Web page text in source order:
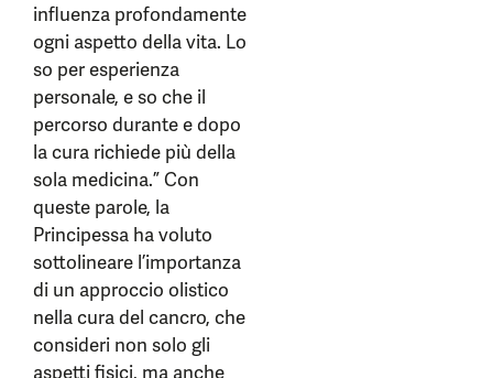
influenza profondamente
ogni aspetto della vita. Lo
so per esperienza
personale, e so che il
percorso durante e dopo
la cura richiede più della
sola medicina.” Con
queste parole, la
Principessa ha voluto
sottolineare l’importanza
di un approccio olistico
nella cura del cancro, che
consideri non solo gli
aspetti fisici, ma anche